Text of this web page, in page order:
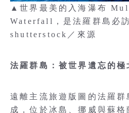
▲世界最美的入海瀑布
Waterfall，是法羅群島必
shutterstock／來源
法羅群島：被世界遺忘的極
遠離主流旅遊版圖的法羅群
成，位於冰島、挪威與蘇